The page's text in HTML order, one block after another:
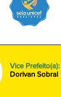
Vice Prefeito(a):
Dorivan Sobral